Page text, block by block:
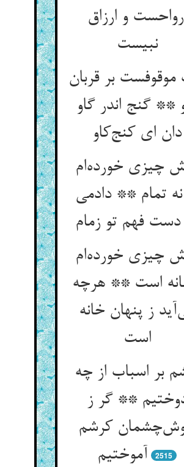
و ارزاق
نبیست
موقوفست بر قربان
** گنج اندر گاو
دان ای کنج‌کاو
چیزی خورده‌ام
تمام ** دادمی
دست فهم تو زمام
چیزی خورده‌ام
است ** هرچه
ز پنهان خانه
است
بر اسباب از چه
** گر ز
کرشم
آموختیم
2515